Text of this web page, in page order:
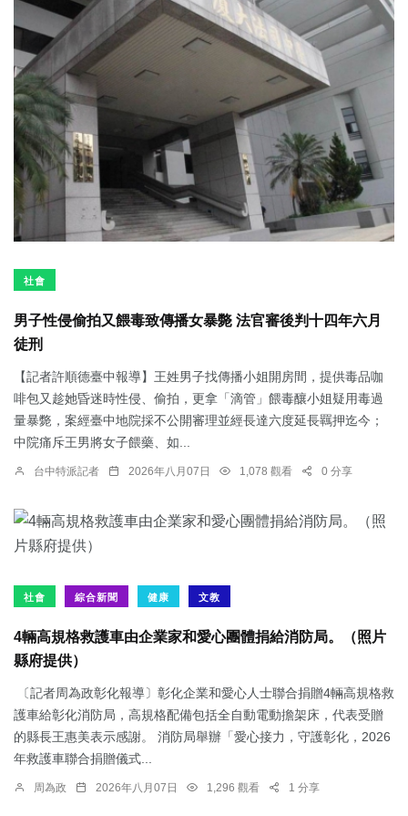
社會
男子性侵偷拍又餵毒致傳播女暴斃 法官審後判十四年六月
徒刑
【記者許順德臺中報導】王姓男子找傳播小姐開房間，提供毒品咖
啡包又趁她昏迷時性侵、偷拍，更拿「滴管」餵毒釀小姐疑用毒過
量暴斃，案經臺中地院採不公開審理並經長達六度延長羈押迄今；
中院痛斥王男將女子餵藥、如...
台中特派記者 2026年八月07日 1,078 觀看 0 分享
社會 綜合新聞 健康 文教
4輛高規格救護車由企業家和愛心團體捐給消防局。（照片
縣府提供）
〔記者周為政彰化報導〕彰化企業和愛心人士聯合捐贈4輛高規格救
護車給彰化消防局，高規格配備包括全自動電動擔架床，代表受贈
的縣長王惠美表示感謝。 消防局舉辦「愛心接力，守護彰化，2026
年救護車聯合捐贈儀式...
周為政 2026年八月07日 1,296 觀看 1 分享